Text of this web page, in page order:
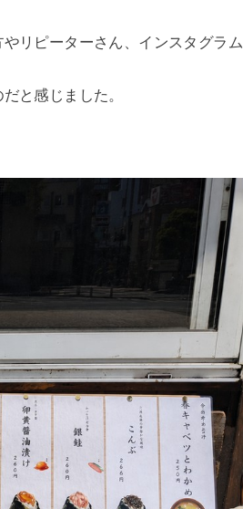
リピーターさん、インスタグラム
と感じました。